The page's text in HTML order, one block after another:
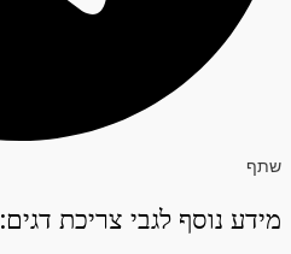
שתף
מידע נוסף לגבי צריכת דגים: